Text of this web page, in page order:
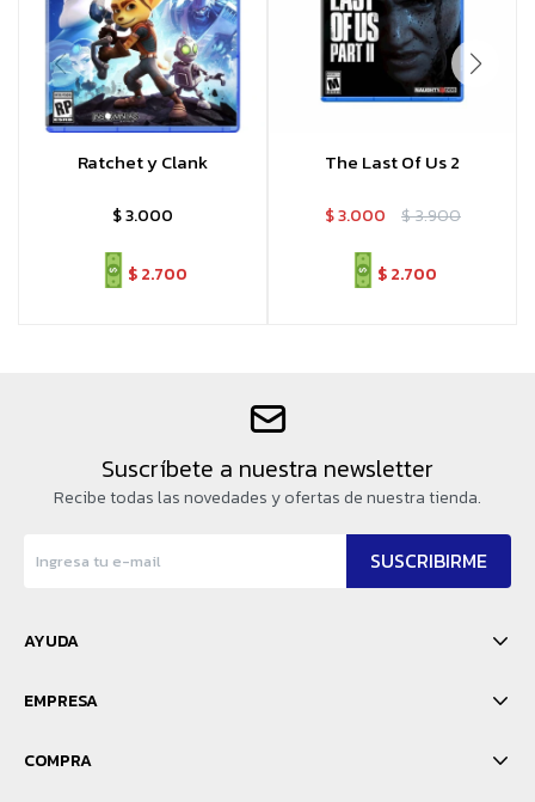
Ratchet y Clank
$3.000
$ 2.700
The Last Of Us 2
$3.000 $3.900
$ 2.700
Suscríbete a nuestra newsletter
Recibe todas las novedades y ofertas de nuestra tienda.
SUSCRIBIRME
AYUDA
EMPRESA
COMPRA